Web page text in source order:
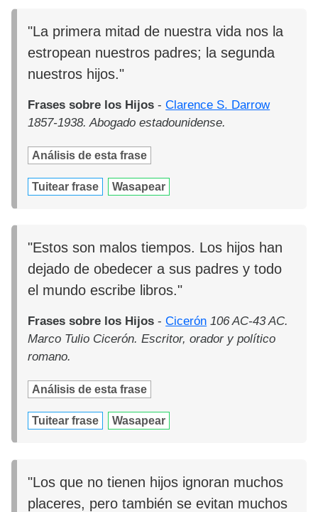
"La primera mitad de nuestra vida nos la
estropean nuestros padres; la segunda
nuestros hijos."
Frases sobre los Hijos -Clarence S. Darrow
1857-1938. Abogado estadounidense.
Análisis de esta frase
Tuitear frase Wasapear
"Estos son malos tiempos. Los hijos han
dejado de obedecer a sus padres y todo
el mundo escribe libros."
Frases sobre los Hijos -Cicerón 106 AC-43 AC.
Marco Tulio Cicerón. Escritor, orador y político
romano.
Análisis de esta frase
Tuitear frase Wasapear
"Los que no tienen hijos ignoran muchos
placeres, pero también se evitan muchos